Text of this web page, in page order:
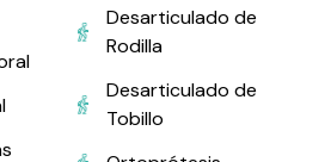
Desarticulado de
Rodilla
Desarticulado de
Tobillo